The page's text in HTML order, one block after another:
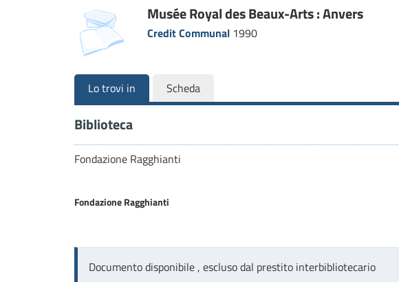
Dettaglio
del
documento
copertina Musée Royal des Beaux-Arts : Anvers
Credit Communal 1990
Lo trovi in Scheda
Biblioteca
Fondazione Ragghianti
Fondazione Ragghianti
Documento disponibile , escluso dal prestito interbibliotecario